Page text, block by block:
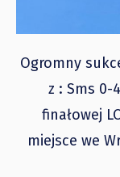
Ogromny
z : Sms 0-
finałowej
miejsce we